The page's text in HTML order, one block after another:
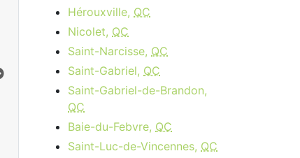
Cable 15 - AB, BC
$34.95per month
Vers le bas:
Mbps
Hérouxville, QC
Nicolet, QC
Saint-Narcisse, QC
Saint-Gabriel, QC
Saint-Gabriel-de-Brandon,
QC
Baie-du-Febvre, QC
Saint-Luc-de-Vincennes, QC